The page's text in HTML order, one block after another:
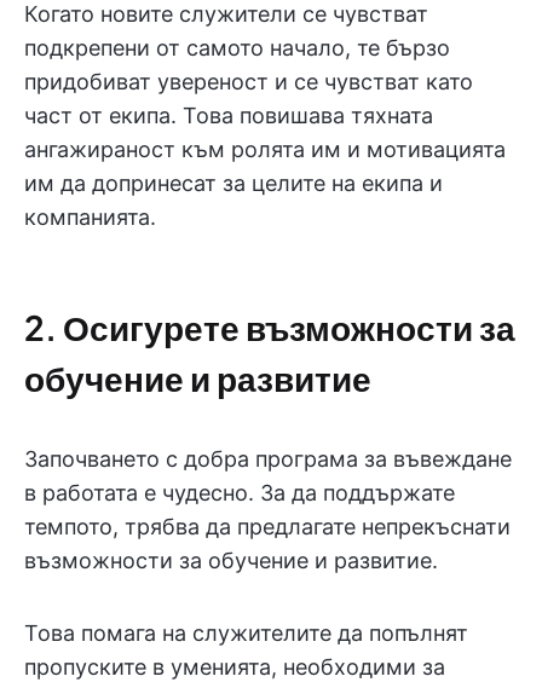
Когато новите служители се чувстват
подкрепени от самото начало, те бързо
придобиват увереност и се чувстват като
част от екипа. Това повишава тяхната
ангажираност към ролята им и мотивацията
им да допринесат за целите на екипа и
компанията.
2. Осигурете възможности за
обучение и развитие
Започването с добра програма за въвеждане
в работата е чудесно. За да поддържате
темпото, трябва да предлагате непрекъснати
възможности за обучение и развитие.
Това помага на служителите да попълнят
пропуските в уменията, необходими за